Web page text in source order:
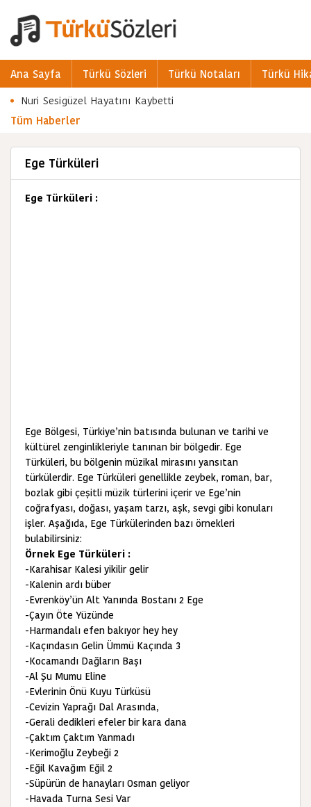
Ana Sayfa Türkü Sözleri Türkü Notaları
Türkü
Nuri Sesigüzel Hayatını Kaybetti
Tüm Haberler
Ege Türküleri
Ege Türküleri :
Ege Bölgesi, Türkiye’nin batısında bulunan ve tarihi ve
kültürel zenginlikleriyle tanınan bir bölgedir. Ege
Türküleri, bu bölgenin müzikal mirasını yansıtan
türkülerdir. Ege Türküleri genellikle zeybek, roman, bar,
bozlak gibi çeşitli müzik türlerini içerir ve Ege’nin
coğrafyası, doğası, yaşam tarzı, aşk, sevgi gibi konuları
işler. Aşağıda, Ege Türkülerinden bazı örnekleri
bulabilirsiniz:
Örnek Ege Türküleri :
-Karahisar Kalesi yikilir gelir
-Kalenin ardı büber
-Evrenköy’ün Alt Yanında Bostanı 2 Ege
-Çayın Öte Yüzünde
-Harmandalı efen bakıyor hey hey
-Kaçındasın Gelin Ümmü Kaçında 3
-Kocamandı Dağların Başı
-Al Şu Mumu Eline
-Evlerinin Önü Kuyu Türküsü
-Cevizin Yaprağı Dal Arasında,
-Gerali dedikleri efeler bir kara dana
-Çaktım Çaktım Yanmadı
-Kerimoğlu Zeybeği 2
-Eğil Kavağım Eğil 2
-Süpürün de hanayları Osman geliyor
-Havada Turna Sesi Var